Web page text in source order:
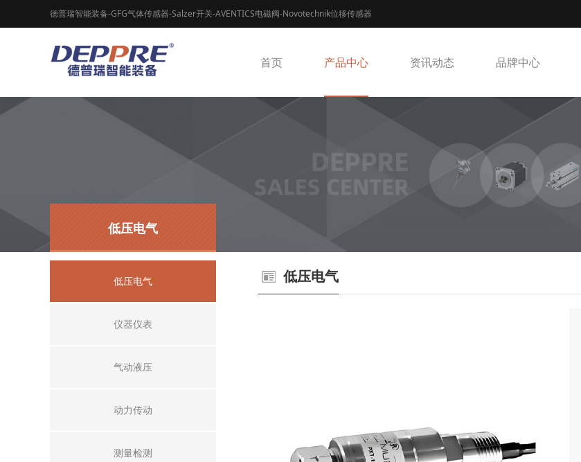
德普瑞智能装备-GFG气体传感器-Salzer开关-AVENTICS电磁阀-Novotechnik位移传感器
首页 产品中心 资讯动态 品牌中心
低压电气
低压电气
仪器仪表
气动液压
动力传动
测量检测
低压电气